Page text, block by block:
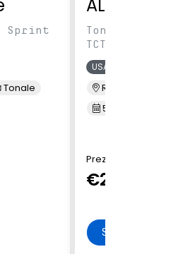
Sprint
Tonale
ALFA
Tonale 1.5
TCT7
USATO
Renord
5/2024
Prezzo Renord
€24.890
SCHEDA